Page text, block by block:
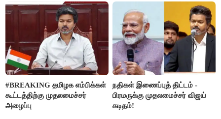
செய்த கொடூரம்
#BREAKING தமிழக எம்பிக்கள்
கூட்டத்திற்கு முதலமைச்சர்
அழைப்பு
நதிகள் இணைப்புத் திட்டம் -
பிரமருக்கு முதலமைச்சர் விஜய்
கடிதம்!